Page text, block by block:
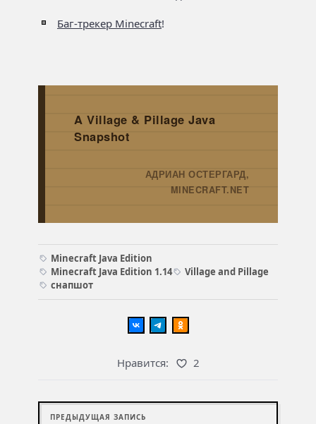
Баг-трекер Minecraft!
A Village & Pillage Java
Snapshot
АДРИАН ОСТЕРГАРД,
MINECRAFT.NET
Minecraft Java Edition
Minecraft Java Edition 1.14
Village and Pillage
снапшот
Нравится: 2
ПРЕДЫДУЩАЯ ЗАПИСЬ